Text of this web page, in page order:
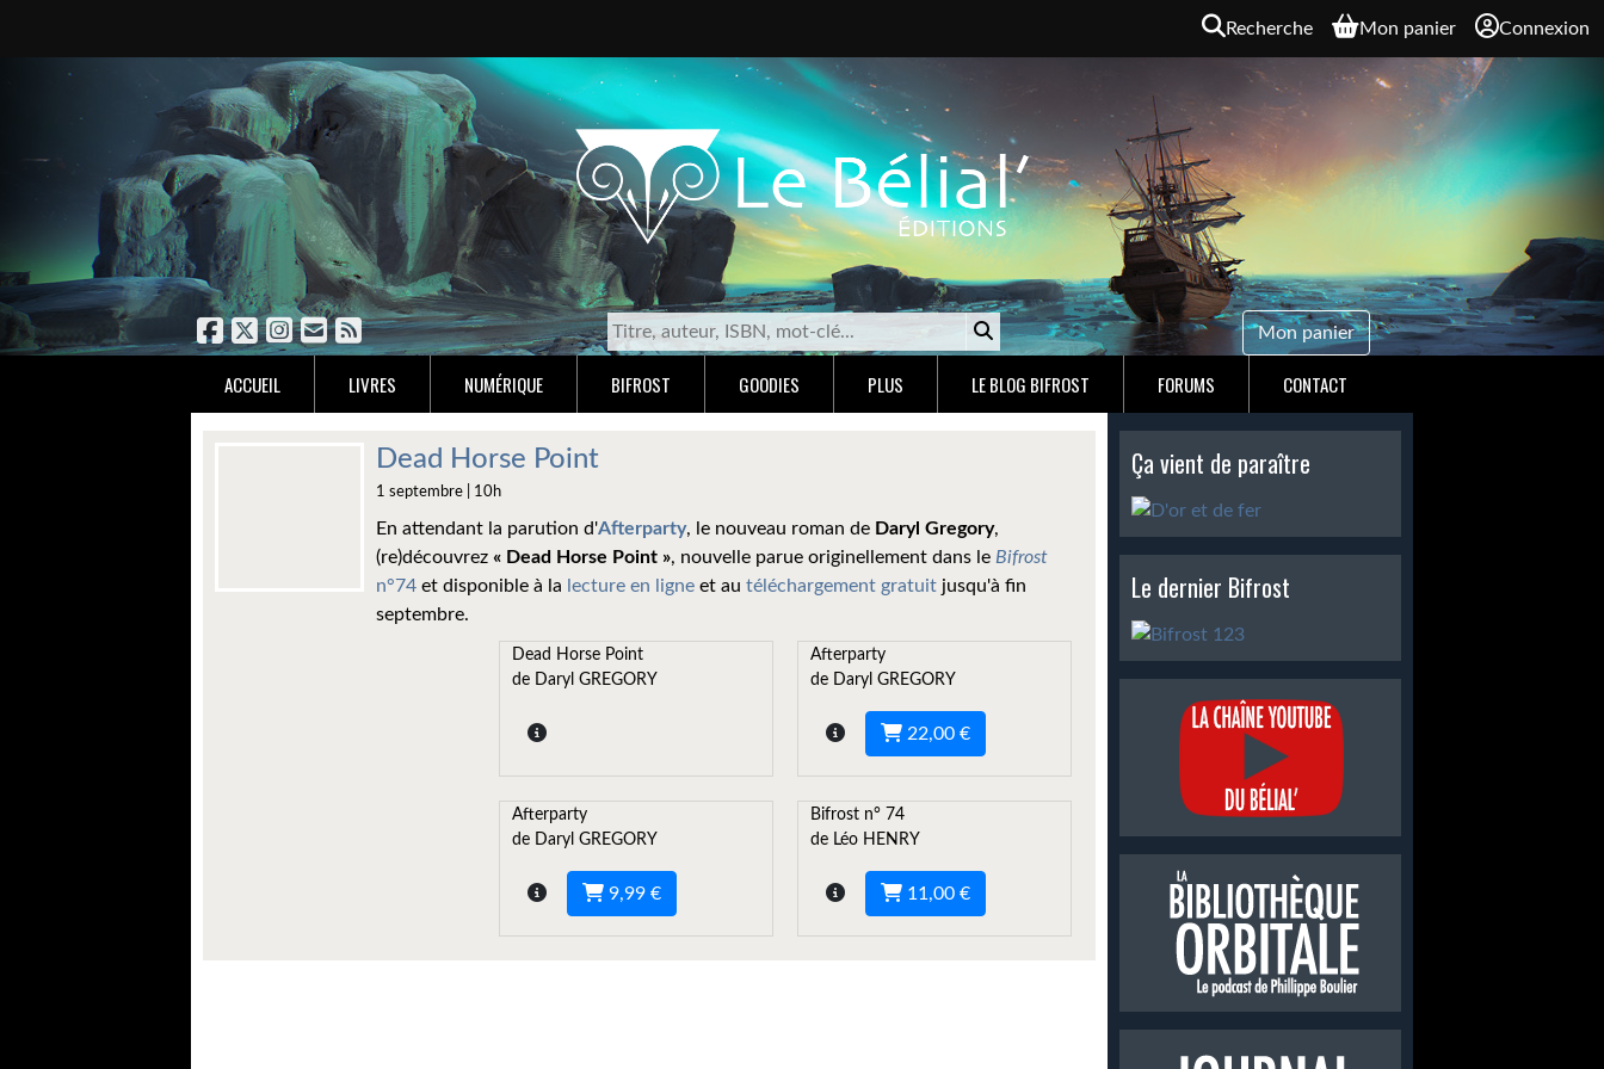
Recherche Mon panier Connexion
Mon panier
ACCUEIL LIVRES NUMÉRIQUE BIFROST GOODIES PLUS LE BLOG BIFROST FORUMS CONTACT
Dead Horse Point
1 septembre | 10h
En attendant la parution d'Afterparty, le nouveau roman de Daryl Gregory,
(re)découvrez « Dead Horse Point », nouvelle parue originellement dans le Bifrost
n°74 et disponible à la lecture en ligne et au téléchargement gratuit jusqu'à fin
septembre.
Dead Horse Point
de Daryl GREGORY
Afterparty
de Daryl GREGORY
22,00 €
Afterparty
de Daryl GREGORY
9,99 €
Bifrost n° 74
de Léo HENRY
11,00 €
Ça vient de paraître
Le dernier Bifrost